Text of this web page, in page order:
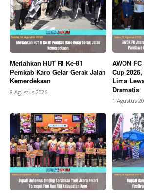
Meriahkan HUT RI Ke-81
Pemkab Karo Gelar Gerak Jalan
Kemerdekaan
8 Agustus 2026
AWON
Cup
Lima
Dramatis
1 Agustus